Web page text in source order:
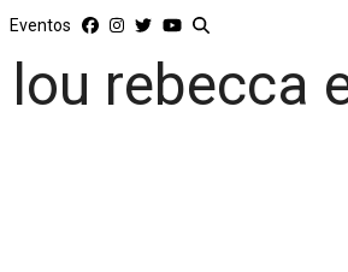
Eventos
lou rebecca